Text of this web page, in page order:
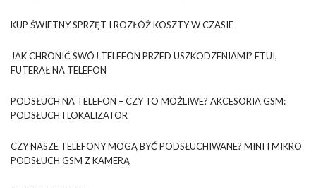
KUP ŚWIETNY SPRZĘT I ROZŁÓŻ KOSZTY W CZASIE
JAK CHRONIĆ SWÓJ TELEFON PRZED USZKODZENIAMI? ETUI,
FUTERAŁ NA TELEFON
PODSŁUCH NA TELEFON – CZY TO MOŻLIWE? AKCESORIA GSM:
PODSŁUCH I LOKALIZATOR
CZY NASZE TELEFONY MOGĄ BYĆ PODSŁUCHIWANE? MINI I MIKRO
PODSŁUCH GSM Z KAMERĄ